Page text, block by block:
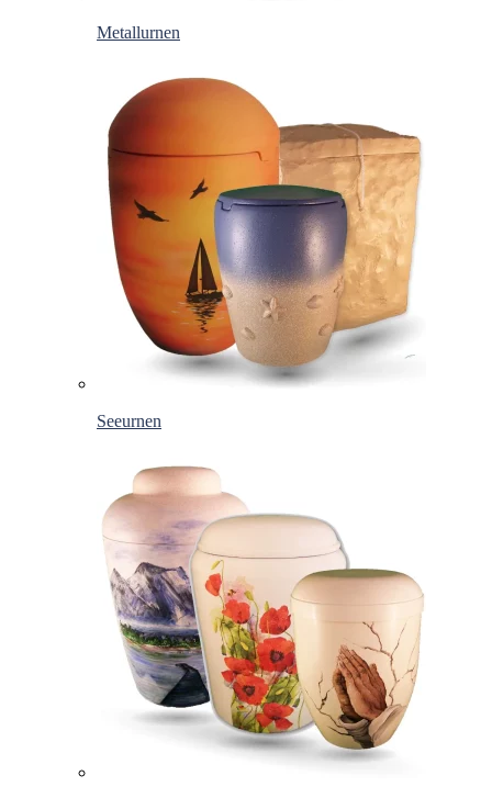
Metallurnen
Seeurnen